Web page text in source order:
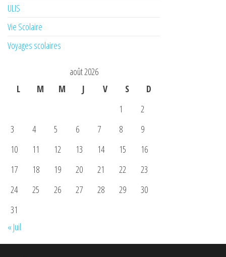
ULIS
Vie Scolaire
Voyages scolaires
août 2026
L
M M J V S
D
1
2
3
4 5 6 7 8
9
10
11 12 13 14 15
16
17
18 19 20 21 22
23
24
25 26 27 28 29
30
31
« Juil